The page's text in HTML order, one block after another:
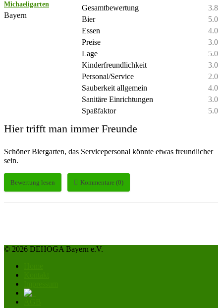
Gesamtbewertung
3.8
Bier
5.0
Essen
4.0
Preise
3.0
Lage
5.0
Kinderfreundlichkeit
3.0
Personal/Service
2.0
Sauberkeit allgemein
4.0
Sanitäre Einrichtungen
3.0
Spaßfaktor
5.0
Michaeligarten
Bayern
Hier trifft man immer Freunde
Schöner Biergarten, das Servicepersonal könnte etwas freundlicher
sein.
Bewertung lesen Kommentare (0)
© 2026 DEHOGA Bayern e.V.